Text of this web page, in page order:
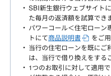
SBI新生銀行ウェブサイト
た毎月の返済額を試算でき
パワーコール＜住宅ローン
トにて商品説明書
をご
当行の住宅ローンを既にご
は、当行で借り換えをする
1つのお取引に対して適用